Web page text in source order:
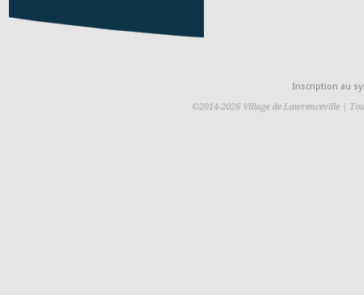
Inscription au
©2014-2026 Village de Lawrenceville |